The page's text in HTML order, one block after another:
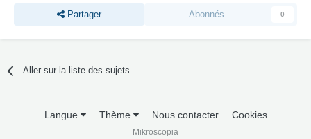
Partager Abonnés 0
Aller sur la liste des sujets
Langue Thème Nous contacter Cookies
Mikroscopia